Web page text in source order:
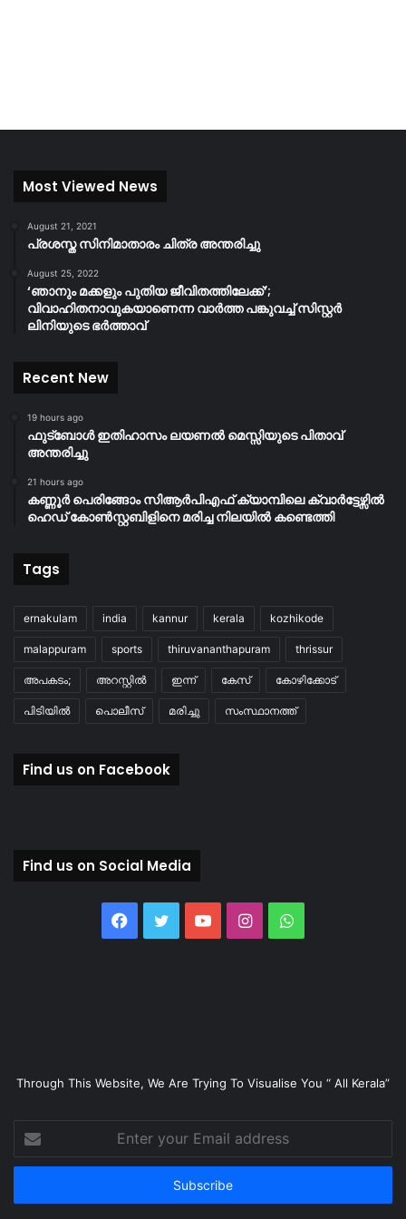
Most Viewed News
August 21, 2021
പ്രശസ്ത സിനിമാതാരം ചിത്ര അന്തരിച്ചു
August 25, 2022
‘ഞാനും മക്കളും പുതിയ ജീവിതത്തിലേക്ക്’;
വിവാഹിതനാവുകയാണെന്ന വാർത്ത പങ്കുവച്ച് സിസ്റ്റർ
ലിനിയുടെ ഭർത്താവ്
Recent New
19 hours ago
ഫുട്ബോൾ ഇതിഹാസം ലയണൽ മെസ്സിയുടെ പിതാവ്
അന്തരിച്ചു
21 hours ago
കണ്ണൂർ പെരിങ്ങോം സിആർപിഎഫ് ക്യാമ്പിലെ ക്വാർട്ടേഴ്സിൽ
ഹെഡ് കോൺസ്റ്റബിളിനെ മരിച്ച നിലയിൽ കണ്ടെത്തി
Tags
ernakulam india kannur kerala kozhikode
malappuram sports thiruvananthapuram thrissur
അപകടം; അറസ്റ്റിൽ ഇന്ന് കേസ് കോഴിക്കോട്
പിടിയിൽ പൊലീസ് മരിച്ചു സംസ്ഥാനത്ത്
Find us on Facebook
Find us on Social Media
Facebook
TwitterYouTubeInstagramWhatsApp
Through This Website, We Are Trying To Visualise You “ All Kerala”
your
Email